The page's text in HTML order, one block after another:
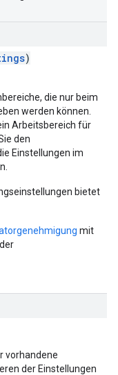
)
die nur beim
werden können.
Arbeitsbereich für
den
Einstellungen im
bietet
mit
vorhandene
der Einstellungen